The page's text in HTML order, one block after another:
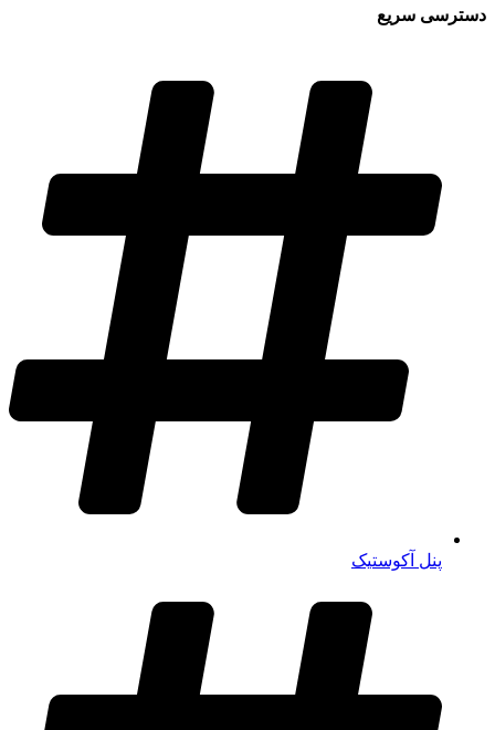
دسترسی سریع
پنل آکوستیک